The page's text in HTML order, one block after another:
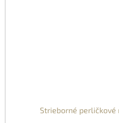
Strieborné perličkové